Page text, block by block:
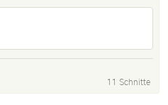
11 Schnitte